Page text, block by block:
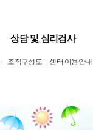
조직구성도 센터 이용안내
상담 및 심리검사